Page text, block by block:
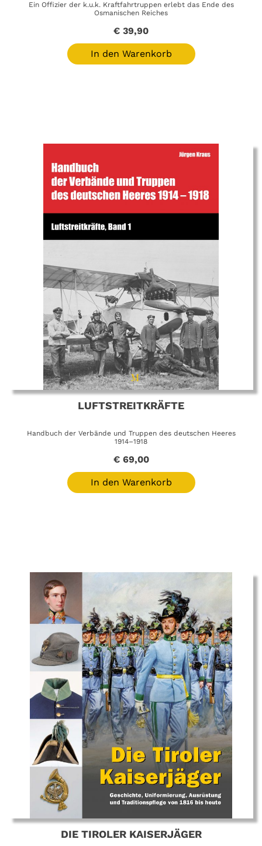
Ein Offizier der k.u.k. Kraftfahrtruppen erlebt das Ende des
Osmanischen Reiches
€ 39,90
In den Warenkorb
LUFTSTREITKRÄFTE
Handbuch der Verbände und Truppen des deutschen Heeres
1914–1918
€ 69,00
In den Warenkorb
DIE TIROLER KAISERJÄGER